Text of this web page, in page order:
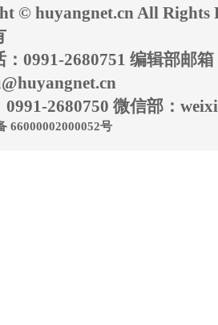
© huyangnet.cn All Rights
：0991-2680751 编辑部邮箱
0991-2680750 微信部：
66000002000052号